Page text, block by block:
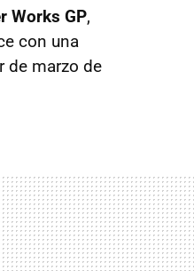
Works GP,
con una
de marzo de